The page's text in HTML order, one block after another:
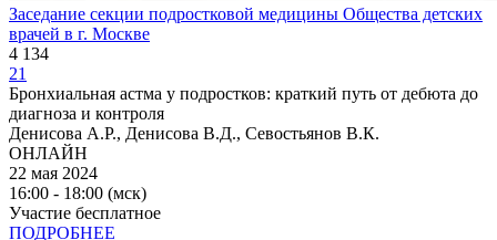
Заседание секции подростковой медицины Общества детских
врачей в г. Москве
4 134
21
Бронхиальная астма у подростков: краткий путь от дебюта до
диагноза и контроля
Денисова А.Р., Денисова В.Д., Севостьянов В.К.
ОНЛАЙН
22 мая 2024
16:00 - 18:00 (мск)
Участие бесплатное
ПОДРОБНЕЕ